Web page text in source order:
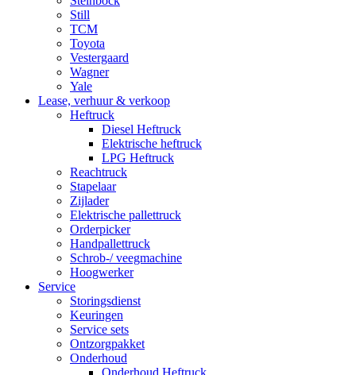
Still
TCM
Toyota
Vestergaard
Wagner
Yale
Lease, verhuur & verkoop
Heftruck
Diesel Heftruck
Elektrische heftruck
LPG Heftruck
Reachtruck
Stapelaar
Zijlader
Elektrische pallettruck
Orderpicker
Handpallettruck
Schrob-/ veegmachine
Hoogwerker
Service
Storingsdienst
Keuringen
Service sets
Ontzorgpakket
Onderhoud
Onderhoud Heftruck